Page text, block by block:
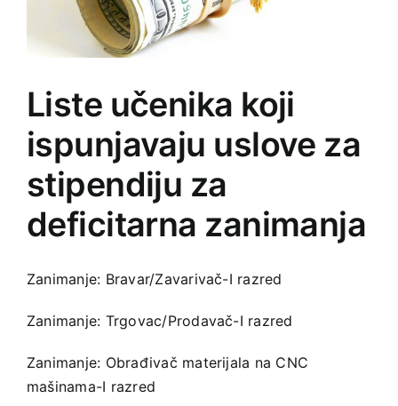
Liste učenika koji
ispunjavaju uslove za
stipendiju za
deficitarna zanimanja
Zanimanje: Bravar/Zavarivač-I razred
Zanimanje: Trgovac/Prodavač-I razred
Zanimanje: Obrađivač materijala na CNC
mašinama-I razred